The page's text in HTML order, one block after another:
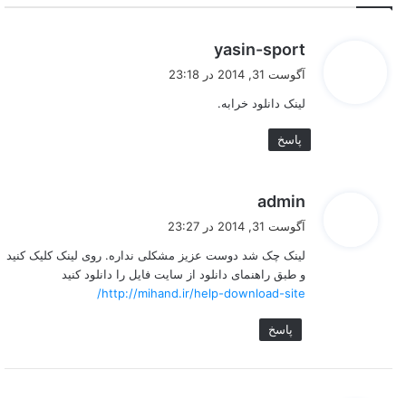
yasin-sport
آگوست 31, 2014 در 23:18
لینک دانلود خرابه.
پاسخ
admin
:
آگوست 31, 2014 در 23:27
لینک چک شد دوست عزیز مشکلی نداره. روی لینک کلیک کنید
و طبق راهنمای دانلود از سایت فایل را دانلود کنید
http://mihand.ir/help-download-site/
پاسخ